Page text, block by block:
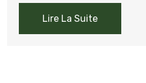
Lire La Suite